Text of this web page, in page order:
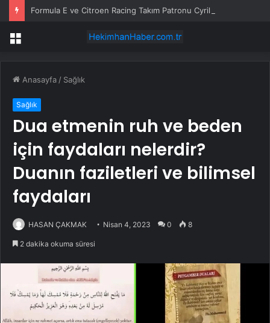
Menü
Anasayfa / Sağlık
Sağlık
Dua etmenin ruh ve beden
için faydaları nelerdir?
Duanın faziletleri ve bilimsel
faydaları
HASAN ÇAKMAK Nisan 4, 2023 0 8
2 dakika okuma süresi